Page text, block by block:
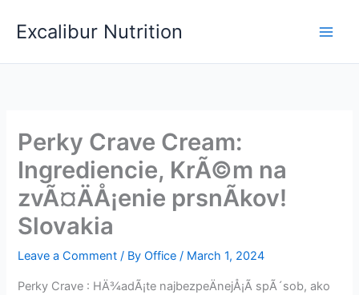
Excalibur Nutrition
Perky Crave Cream:
Ingrediencie, KrÃ©m na
zvÃ¤ÄÅ¡enie prsnÃ­kov!
Slovakia
Leave a Comment / ByOffice/ March 1, 2024
Perky Crave : HÄ¾adÃ¡te najbezpeÄnejÅ¡Ã­ spÃ´sob, ako